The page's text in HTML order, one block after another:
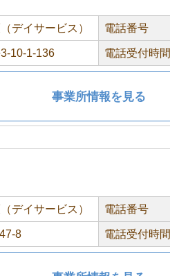
デイサービス） 電話番号
10-1-136 電話受付時間
事業所情報を見る
デイサービス） 電話番号
8 電話受付時間